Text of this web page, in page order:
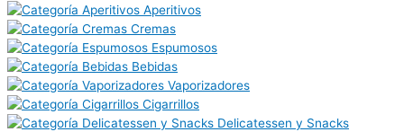
Aperitivos
Cremas
Espumosos
Bebidas
Vaporizadores
Cigarrillos
Delicatessen y Snacks